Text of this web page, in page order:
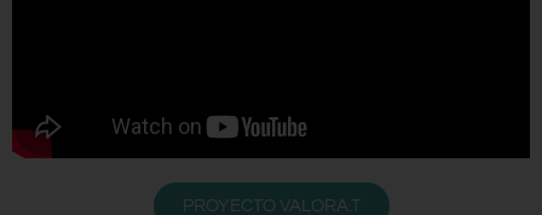
PROYECTO VALORA.T